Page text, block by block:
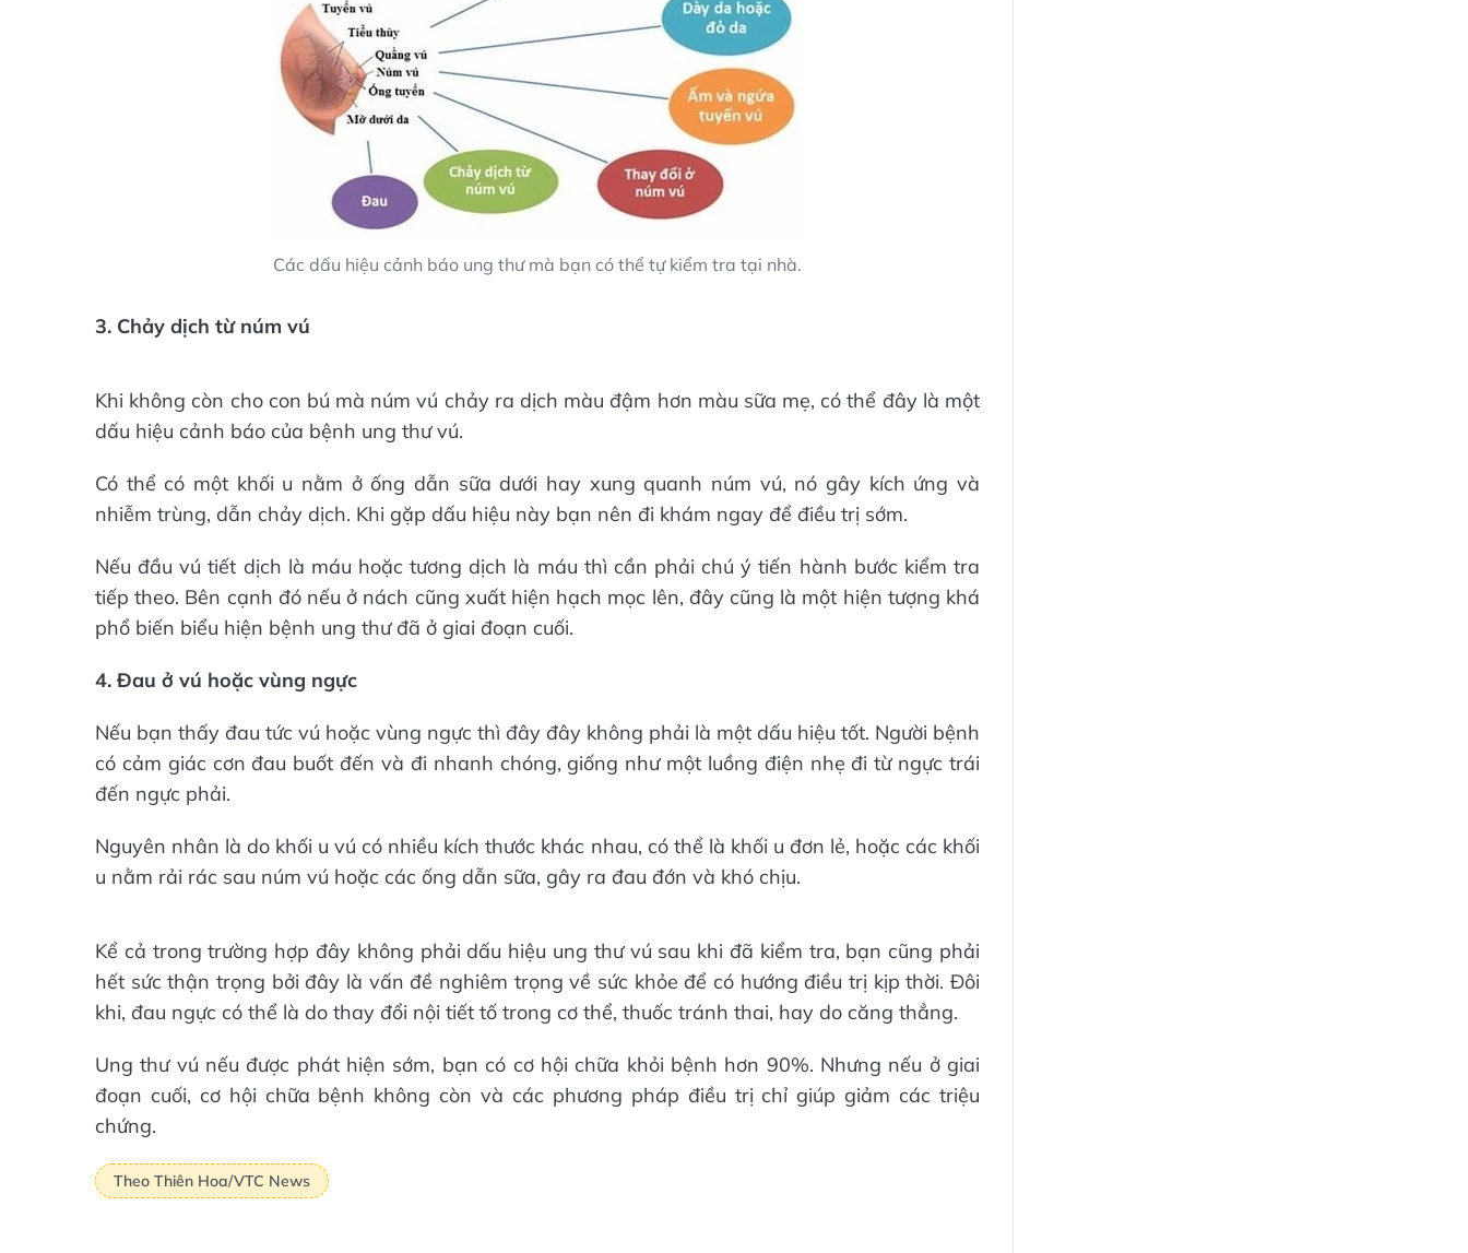
Các dấu hiệu cảnh báo ung thư mà bạn có thể tự kiểm tra tại nhà.
3. Chảy dịch từ núm vú
Khi không còn cho con bú mà núm vú chảy ra dịch màu đậm hơn màu sữa mẹ, có thể đây là một
dấu hiệu cảnh báo của bệnh ung thư vú.
Có thể có một khối u nằm ở ống dẫn sữa dưới hay xung quanh núm vú, nó gây kích ứng và
nhiễm trùng, dẫn chảy dịch. Khi gặp dấu hiệu này bạn nên đi khám ngay để điều trị sớm.
Nếu đầu vú tiết dịch là máu hoặc tương dịch là máu thì cần phải chú ý tiến hành bước kiểm tra
tiếp theo. Bên cạnh đó nếu ở nách cũng xuất hiện hạch mọc lên, đây cũng là một hiện tượng khá
phổ biến biểu hiện bệnh ung thư đã ở giai đoạn cuối.
4. Đau ở vú hoặc vùng ngực
Nếu bạn thấy đau tức vú hoặc vùng ngực thì đây đây không phải là một dấu hiệu tốt. Người bệnh
có cảm giác cơn đau buốt đến và đi nhanh chóng, giống như một luồng điện nhẹ đi từ ngực trái
đến ngực phải.
Nguyên nhân là do khối u vú có nhiều kích thước khác nhau, có thể là khối u đơn lẻ, hoặc các khối
u nằm rải rác sau núm vú hoặc các ống dẫn sữa, gây ra đau đớn và khó chịu.
Kể cả trong trường hợp đây không phải dấu hiệu ung thư vú sau khi đã kiểm tra, bạn cũng phải
hết sức thận trọng bởi đây là vấn đề nghiêm trọng về sức khỏe để có hướng điều trị kịp thời. Đôi
khi, đau ngực có thể là do thay đổi nội tiết tố trong cơ thể, thuốc tránh thai, hay do căng thẳng.
Ung thư vú nếu được phát hiện sớm, bạn có cơ hội chữa khỏi bệnh hơn 90%. Nhưng nếu ở giai
đoạn cuối, cơ hội chữa bệnh không còn và các phương pháp điều trị chỉ giúp giảm các triệu
chứng.
Theo Thiên Hoa/VTC News